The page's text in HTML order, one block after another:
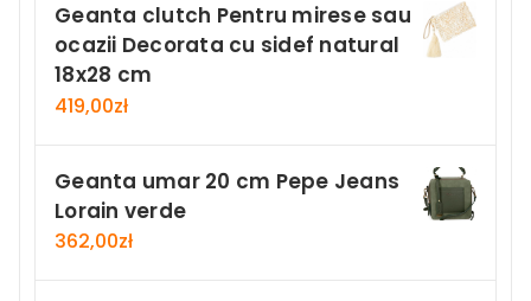
Geanta clutch Pentru mirese sau
ocazii Decorata cu sidef natural
18x28 cm
419,00zł
Geanta umar 20 cm Pepe Jeans
Lorain verde
362,00zł